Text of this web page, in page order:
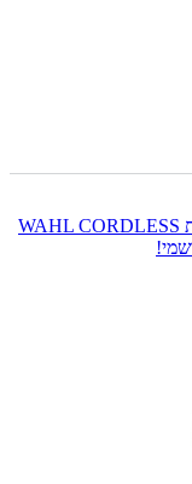
מכונת תספורת מקצועית אלחוטית נטענת WAHL CORDLESS